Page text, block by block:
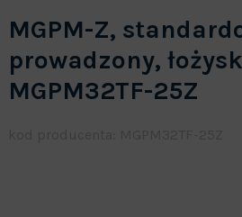
MGPM-Z,
prowadzony,
MGPM32TF-25Z